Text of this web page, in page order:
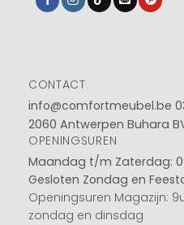
CONTACT
info@comfortmeubel.be
2060 Antwerpen Buhara
OPENINGSUREN
Maandag t/m Zaterdag:
Gesloten Zondag en
Openingsuren Magazijn:
zondag en dinsdag